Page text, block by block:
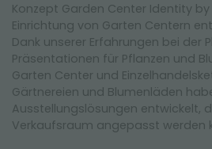
Konzept Garden Center Identity
Einrichtung von Garten Centern
Dank unserer Erfahrungen bei der
Präsentationen für Pflanzen und
Garten Center und
Gärtnereien und Blumenläden
Ausstellungslösungen entwickelt,
Verkaufsraum angepasst werden